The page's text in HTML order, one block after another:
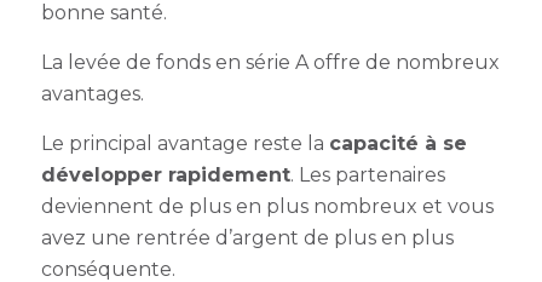
bonne santé.
La l evée de fonds en série Aoffre de nombreux
avantages.
Le principal avantage reste la capacité à se
développer rapidement. Les partenaires
deviennent de plus en plus nombreux et vous
avez une rentrée d’argent de plus en plus
conséquente.